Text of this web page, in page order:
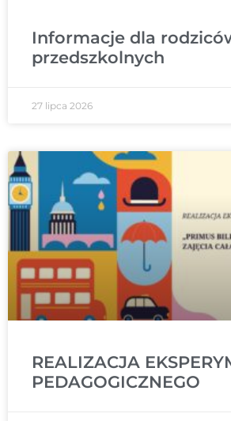
Informacje dla
przedszkolnych
27 lipca 2026
REALIZACJA
PEDAGOGICZNEGO